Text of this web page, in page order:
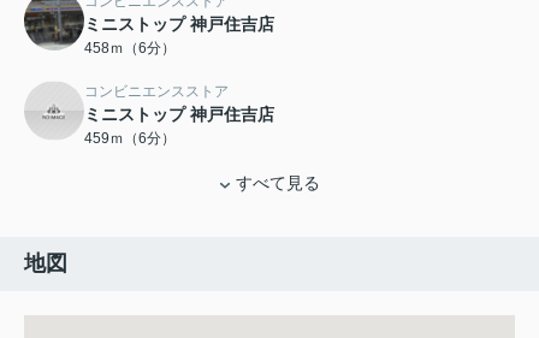
ミニストップ 神戸住吉店
458ｍ（6分）
コンビニエンスストア
ミニストップ 神戸住吉店
459ｍ（6分）
すべて見る
地図